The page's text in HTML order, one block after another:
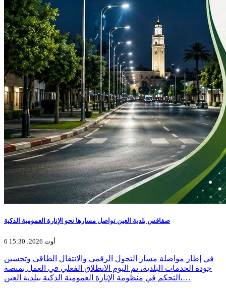
صفاقس بلدية العين تواصل مسارها نحو الإنارة العمومية الذكية
6 أوت 2026، 15:30
في إطار مواصلة مسار التحول الرقمي والانتقال الطاقي وتحسين
جودة الخدمات البلدية، تم اليوم الانطلاق الفعلي في العمل بمنصة
التحكم في منظومة الإنارة العمومية الذكية ببلدية العين،…